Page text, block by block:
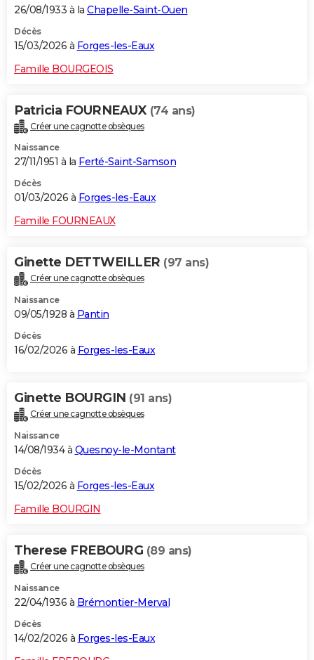
26/08/1933 à la Chapelle-Saint-Ouen
Décès
15/03/2026 à Forges-les-Eaux
Famille BOURGEOIS
Patricia FOURNEAUX (74 ans)
Créer une cagnotte obsèques
Naissance
27/11/1951 à la Ferté-Saint-Samson
Décès
01/03/2026 à Forges-les-Eaux
Famille FOURNEAUX
Ginette DETTWEILLER (97 ans)
Créer une cagnotte obsèques
Naissance
09/05/1928 à Pantin
Décès
16/02/2026 à Forges-les-Eaux
Ginette BOURGIN (91 ans)
Créer une cagnotte obsèques
Naissance
14/08/1934 à Quesnoy-le-Montant
Décès
15/02/2026 à Forges-les-Eaux
Famille BOURGIN
Therese FREBOURG (89 ans)
Créer une cagnotte obsèques
Naissance
22/04/1936 à Brémontier-Merval
Décès
14/02/2026 à Forges-les-Eaux